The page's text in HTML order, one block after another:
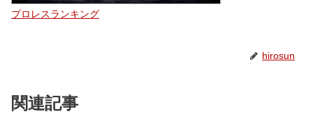
プロレスランキング
hirosun
関連記事